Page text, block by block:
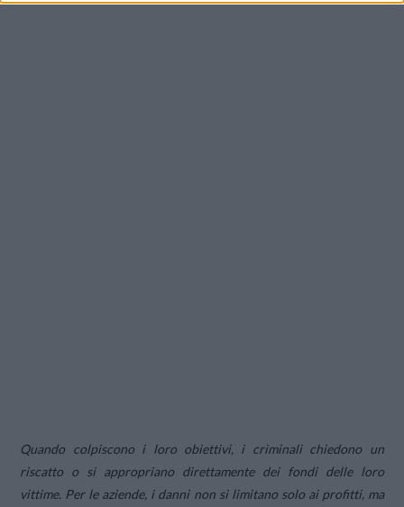
Quando colpiscono i loro obiettivi, i criminali chiedono un
riscatto o si appropriano direttamente dei fondi delle loro
vittime. Per le aziende, i danni non si limitano solo ai profitti, ma